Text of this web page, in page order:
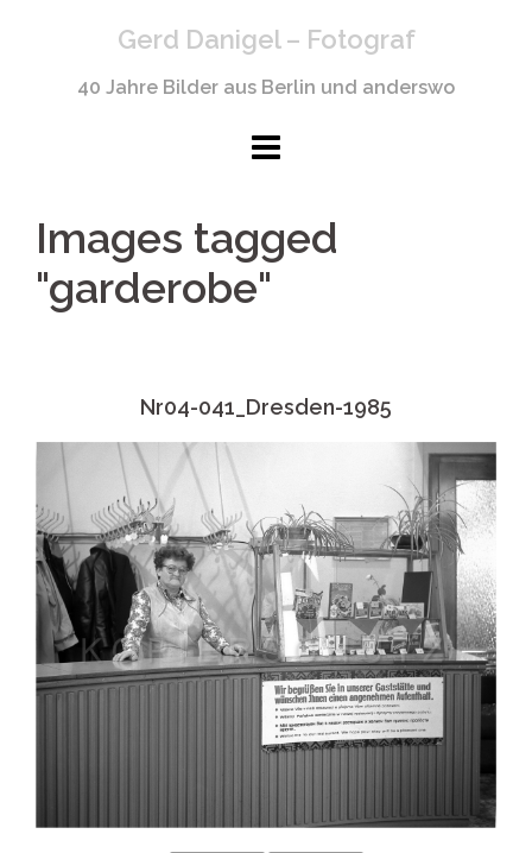
Gerd Danigel – Fotograf
40 Jahre Bilder aus Berlin und anderswo
Images tagged
"garderobe"
Nr04-041_Dresden-1985